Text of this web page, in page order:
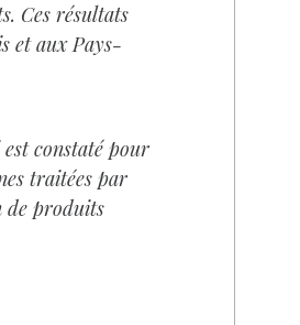
Ces résultats
et aux Pays-
constaté pour
traitées par
de produits